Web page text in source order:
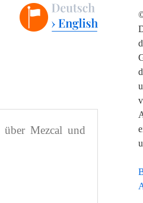
Mezcal und